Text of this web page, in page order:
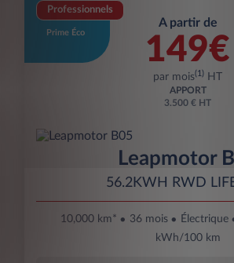
Professionnels
Prime Éco
A partir de
149€
par mois(1) HT
APPORT
3.500 € HT
Leapmotor
56.2KWH RWD
10,000 km* 36 mois Électrique
kWh/100 km